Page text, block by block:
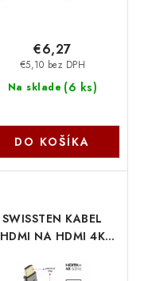
Na sklade (6 ks)
€5,10 bez DPH
€6,27
DO KOŠÍKA
SWISSTEN KABEL
HDMI NA HDMI 4K
Swissten